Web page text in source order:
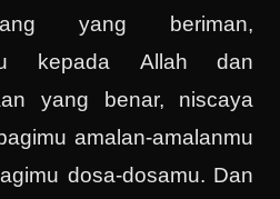
yang beriman,
kepada Allah dan
yang benar, niscaya
amalan-amalanmu
dosa-dosamu. Dan